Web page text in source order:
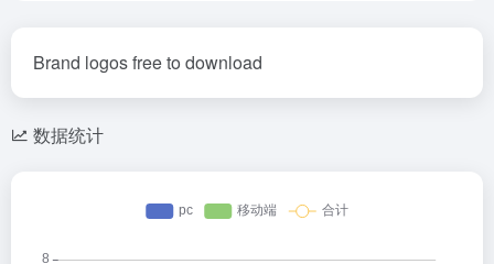
Brand logos free to download
数据统计